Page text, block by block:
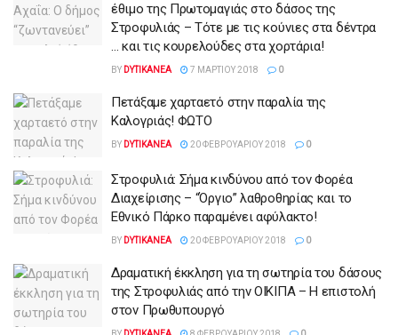
έθιμο της Πρωτομαγιάς στο δάσος της
Στροφυλιάς – Τότε με τις κούνιες στα δέντρα
… και τις κουρελούδες στα χορτάρια!
BY DYTIKANEA 7 ΜΑΡΤΊΟΥ 2018 0
Πετάξαμε χαρταετό στην παραλία της
Καλογριάς! ΦΩΤΟ
BY DYTIKANEA 20 ΦΕΒΡΟΥΑΡΊΟΥ 2018 0
Στροφυλιά: Σήμα κινδύνου από τον Φορέα
Διαχείρισης – “Όργιο” λαθροθηρίας και το
Εθνικό Πάρκο παραμένει αφύλακτο!
BY DYTIKANEA 20 ΦΕΒΡΟΥΑΡΊΟΥ 2018 0
Δραματική έκκληση για τη σωτηρία του δάσους
της Στροφυλιάς από την ΟΙΚΙΠΑ – Η επιστολή
στον Πρωθυπουργό